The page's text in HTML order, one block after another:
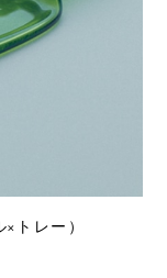
トレー）